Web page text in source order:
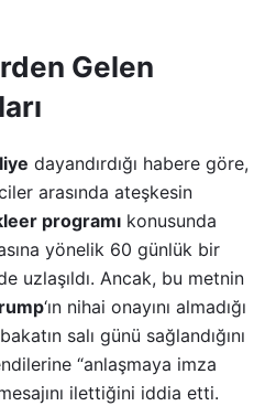
Gelen
dayandırdığı habere göre,
arasında ateşkesin
programı konusunda
yönelik 60 günlük bir
uzlaşıldı. Ancak, bu metnin
‘ın nihai onayını almadığı
salı günü sağlandığını
“anlaşmaya imza
ilettiğini iddia etti.